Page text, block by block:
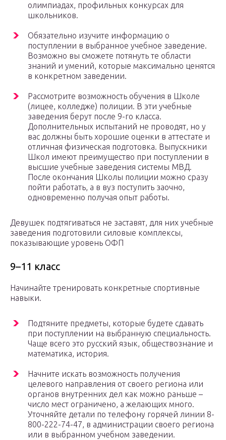
олимпиадах, профильных конкурсах для
школьников.
Обязательно изучите информацию о
поступлении в выбранное учебное заведение.
Возможно вы сможете потянуть те области
знаний и умений, которые максимально ценятся
в конкретном заведении.
Рассмотрите возможность обучения в Школе
(лицее, колледже) полиции. В эти учебные
заведения берут после 9-го класса.
Дополнительных испытаний не проводят, но у
вас должны быть хорошие оценки в аттестате и
отличная физическая подготовка. Выпускники
Школ имеют преимущество при поступлении в
высшие учебные заведения системы МВД.
После окончания Школы полиции можно сразу
пойти работать, а в вуз поступить заочно,
одновременно получая опыт работы.
Девушек подтягиваться не заставят, для них учебные
заведения подготовили силовые комплексы,
показывающие уровень ОФП
9–11 класс
Начинайте тренировать конкретные спортивные
навыки.
Подтяните предметы, которые будете сдавать
при поступлении на выбранную специальность.
Чаще всего это русский язык, обществознание и
математика, история.
Начните искать возможность получения
целевого направления от своего региона или
органов внутренних дел как можно раньше –
число мест ограничено, а желающих много.
Уточняйте детали по телефону горячей линии 8-
800-222-74-47, в администрации своего региона
или в выбранном учебном заведении.